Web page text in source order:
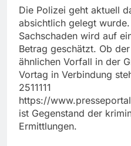
Die Polizei geht aktuell
absichtlich gelegt
Sachschaden wird auf
Betrag geschätzt. Ob
ähnlichen Vorfall in der
Vortag in Verbindung
2511111
https://
ist Gegenstand der
Ermittlungen.